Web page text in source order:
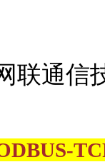
联通